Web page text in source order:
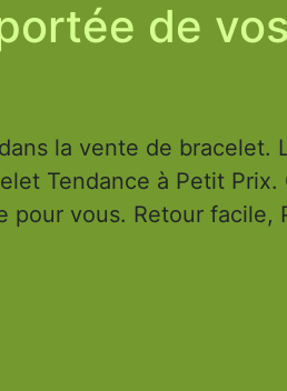
de
la vente de bracelet.
Tendance à Petit
vous. Retour facile,